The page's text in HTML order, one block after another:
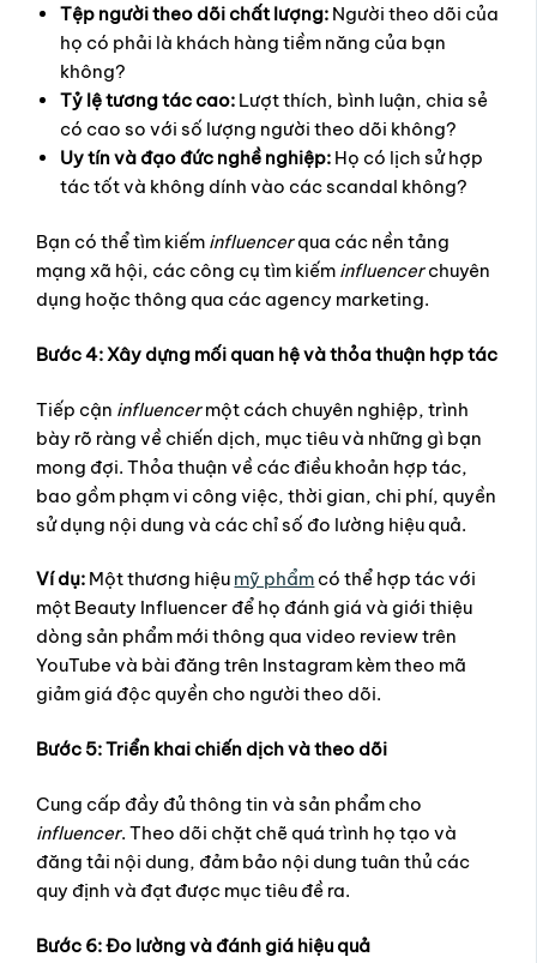
Tệp người theo dõi chất lượng: Người theo dõi của
họ có phải là khách hàng tiềm năng của bạn
không?
Tỷ lệ tương tác cao: Lượt thích, bình luận, chia sẻ
có cao so với số lượng người theo dõi không?
Uy tín và đạo đức nghề nghiệp: Họ có lịch sử hợp
tác tốt và không dính vào các scandal không?
Bạn có thể tìm kiếm influencerqua các nền tảng
mạng xã hội, các công cụ tìm kiếm influencerchuyên
dụng hoặc thông qua các agency marketing.
Bước 4: Xây dựng mối quan hệ và thỏa thuận hợp tác
Tiếp cận influencermột cách chuyên nghiệp, trình
bày rõ ràng về chiến dịch, mục tiêu và những gì bạn
mong đợi. Thỏa thuận về các điều khoản hợp tác,
bao gồm phạm vi công việc, thời gian, chi phí, quyền
sử dụng nội dung và các chỉ số đo lường hiệu quả.
Ví dụ: Một thương hiệu mỹ phẩm có thể hợp tác với
một Beauty Influencer để họ đánh giá và giới thiệu
dòng sản phẩm mới thông qua video review trên
YouTube và bài đăng trên Instagram kèm theo mã
giảm giá độc quyền cho người theo dõi.
Bước 5: Triển khai chiến dịch và theo dõi
Cung cấp đầy đủ thông tin và sản phẩm cho
influencer. Theo dõi chặt chẽ quá trình họ tạo và
đăng tải nội dung, đảm bảo nội dung tuân thủ các
quy định và đạt được mục tiêu đề ra.
Bước 6: Đo lường và đánh giá hiệu quả